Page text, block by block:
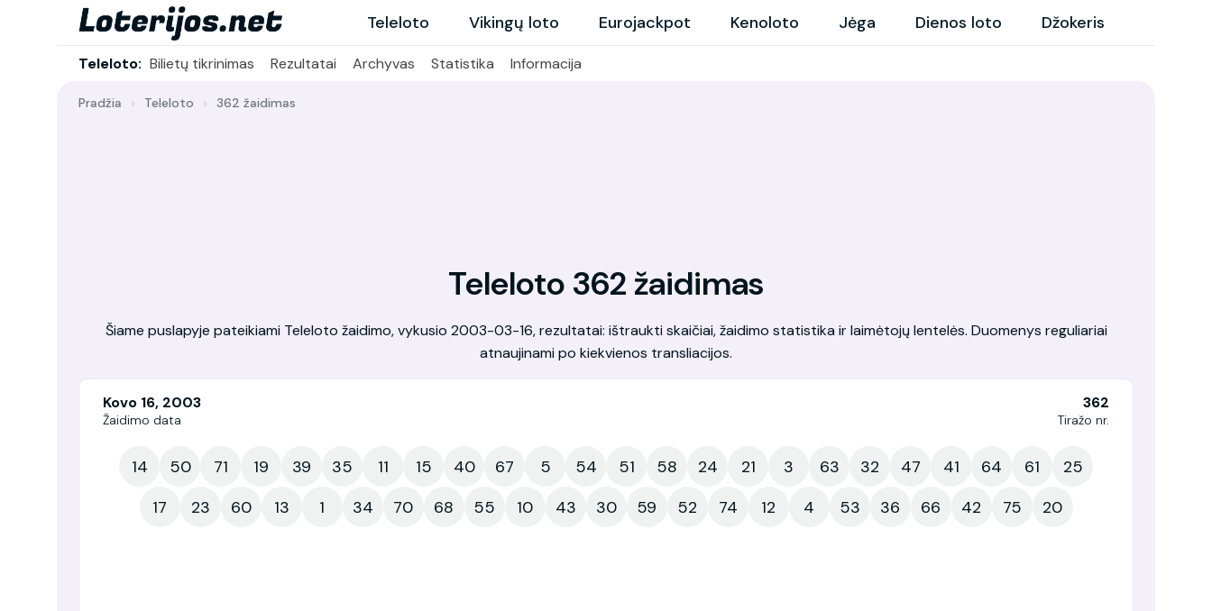
Teleloto Vikingų loto Eurojackpot Kenoloto Jėga Dienos loto Džokeris
Teleloto: Bilietų tikrinimas Rezultatai Archyvas Statistika Informacija
Pradžia Teleloto 362 žaidimas
Teleloto 362 žaidimas
Šiame puslapyje pateikiami Teleloto žaidimo, vykusio 2003-03-16, rezultatai: ištraukti skaičiai, žaidimo statistika ir laimėtojų lentelės. Duomenys reguliariai
atnaujinami po kiekvienos transliacijos.
Kovo 16, 2003
Žaidimo data
362
Tiražo nr.
14 50 71 19 39 35 11 15 40 67 5 54 51 58 24 21 3 63 32 47 41 64 61
25
17
23 60 13 1 34 70 68 55 10 43 30 59 52 74 12 4 53 36 66 42 75 20